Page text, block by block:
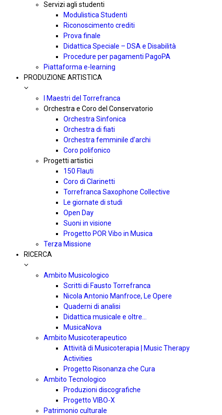
Servizi agli studenti
Modulistica Studenti
Riconoscimento crediti
Prova finale
Didattica Speciale – DSA e Disabilità
Procedure per pagamenti PagoPA
Piattaforma e-learning
PRODUZIONE ARTISTICA
I Maestri del Torrefranca
Orchestra e Coro del Conservatorio
Orchestra Sinfonica
Orchestra di fiati
Orchestra femminile d’archi
Coro polifonico
Progetti artistici
150 Flauti
Coro di Clarinetti
Torrefranca Saxophone Collective
Le giornate di studi
Open Day
Suoni in visione
Progetto POR Vibo in Musica
Terza Missione
RICERCA
Ambito Musicologico
Scritti di Fausto Torrefranca
Nicola Antonio Manfroce, Le Opere
Quaderni di analisi
Didattica musicale e oltre…
MusicaNova
Ambito Musicoterapeutico
Attività di Musicoterapia | Music Therapy
Activities
Progetto Risonanza che Cura
Ambito Tecnologico
Produzioni discografiche
Progetto VIBO-X
Patrimonio culturale